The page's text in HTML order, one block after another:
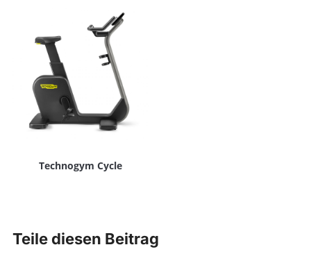
Technogym Cycle
Teile diesen Beitrag